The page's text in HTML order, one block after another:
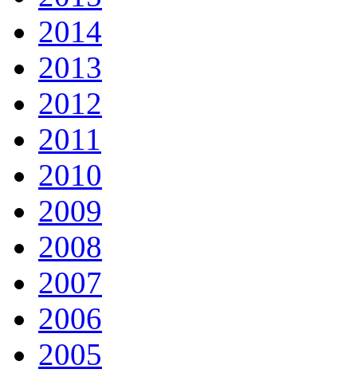
2014
2013
2012
2011
2010
2009
2008
2007
2006
2005